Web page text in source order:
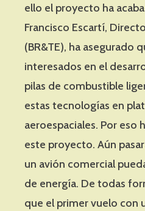
ello el proyecto ha
Francisco Escartí,
(BR&TE), ha asegurado
interesados en el
pilas de combustible
estas tecnologías en
aeroespaciales. Por eso
este proyecto. Aún
un avión comercial
de energía. De todas
que el primer vuelo con